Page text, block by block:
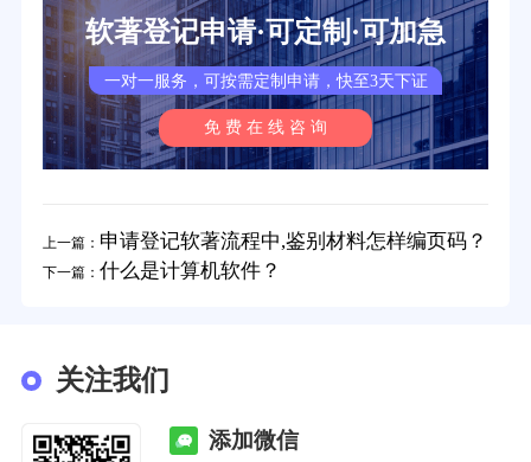
软著登记申请·可定制·可加急
一对一服务，可按需定制申请，快至3天下证
免 费 在 线 咨 询
上一篇： 申请登记软著流程中,鉴别材料怎样编页码？
下一篇： 什么是计算机软件？
关注我们
添加微信